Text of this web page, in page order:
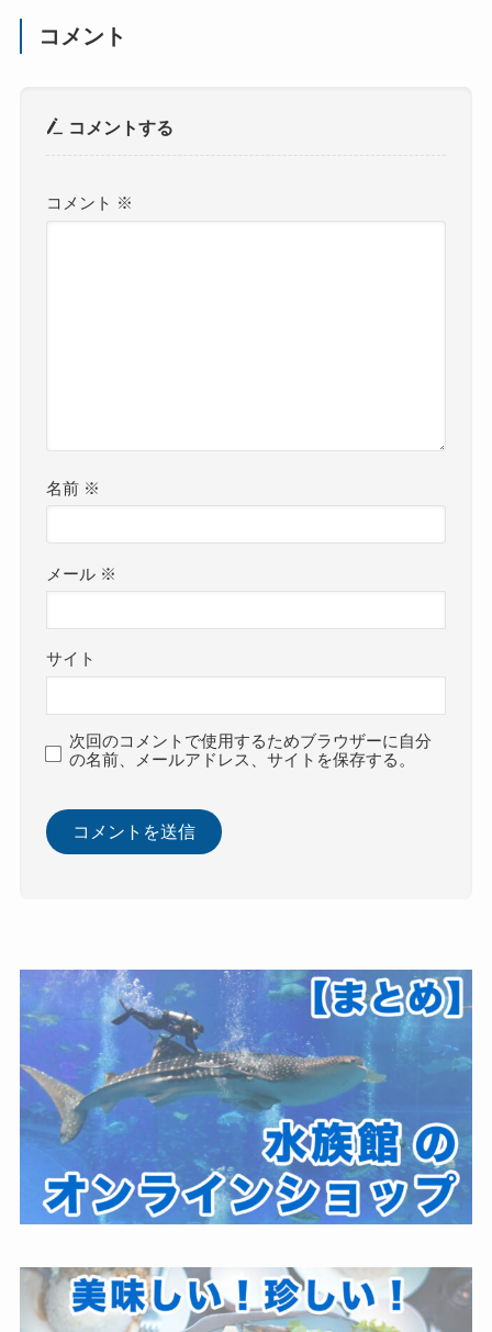
コメント
コメントする
コメント ※
名前 ※
メール ※
サイト
次回のコメントで使用するためブラウザーに自分
の名前、メールアドレス、サイトを保存する。